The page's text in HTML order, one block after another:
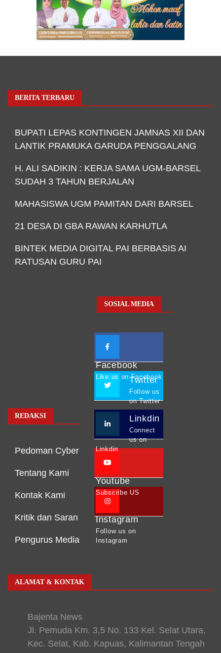
BERITA TERBARU
BUPATI LEPAS KONTINGEN JAMNAS XII DAN
LANTIK PRAMUKA GARUDA PENGGALANG
H. ALI SADIKIN : KERJA SAMA UGM-BARSEL
SUDAH 3 TAHUN BERJALAN
MAHASISWA UGM PAMITAN DARI BARSEL
21 DESA DI GBA RAWAN KARHUTLA
BINTEK MEDIA DIGITAL PAI BERBASIS AI
RATUSAN GURU PAI
REDAKSI
Pedoman Cyber
Tentang Kami
Kontak Kami
Kritik dan Saran
Pengurus Media
SOSIAL MEDIA
Facebook
Like us on Facebook
Twitter
Follow us
on Twitter
Linkdin
Connect
us on
Linkdin
Youtube
Subscribe US
Instagram
Follow us on
Instagram
ALAMAT & KONTAK
Bajenta News
Jl. Pemuda Km. 3,5 No. 133 Kel. Selat Utara,
Kec. Selat, Kab. Kapuas, Kalimantan Tengah